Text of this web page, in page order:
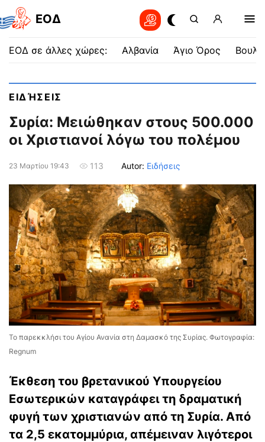
EOΔ
ΕΟΔ σε άλλες χώρες: Αλβανία Άγιο Όρος
ΕΙΔΉΣΕΙΣ
Συρία: Μειώθηκαν στους 500.000
οι Χριστιανοί λόγω του πολέμου
23 Μαρτίου 19:43 113 Autor: Ειδήσεις
Το παρεκκλήσι του Αγίου Ανανία στη Δαμασκό της Συρίας. Φωτογραφία:
Regnum
Έκθεση του βρετανικού Υπουργείου
Εσωτερικών καταγράφει τη δραματική
φυγή των χριστιανών από τη Συρία. Από
τα 2,5 εκατομμύρια, απέμειναν λιγότεροι